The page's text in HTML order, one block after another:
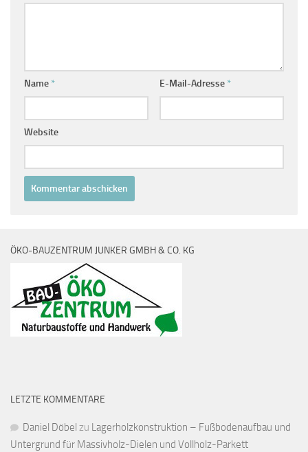
Name * E-Mail-Adresse *
Website
ÖKO-BAUZENTRUM JUNKER GMBH & CO. KG
LETZTE KOMMENTARE
Daniel Döbel zu Lagerholzkonstruktion – Fußbodenaufbau und
Untergrund für Massivholz-Dielen und Vollholz-Parkett